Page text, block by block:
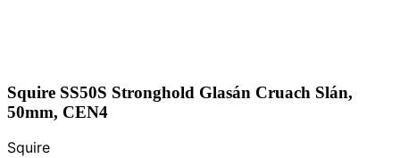
Squire SS50S Stronghold Glasán Cruach Slán,
50mm, CEN4
Squire